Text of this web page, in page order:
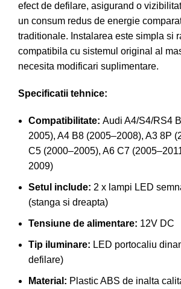
efect de defilare, asigurand o
un consum redus de energie
traditionale. Instalarea este simpla si
compatibila cu sistemul original al
necesita modificari suplimentare.
Specificatii tehnice:
Compatibilitate: Audi A4/S4/RS4
2005), A4 B8 (2005–2008), A3 8P
C5 (2000–2005), A6 C7
2009)
Setul include: 2 x lampi LED
(stanga si dreapta)
Tensiune de alimentare: 12V DC
Tip iluminare: LED portocaliu
defilare)
Material: Plastic ABS de inalta